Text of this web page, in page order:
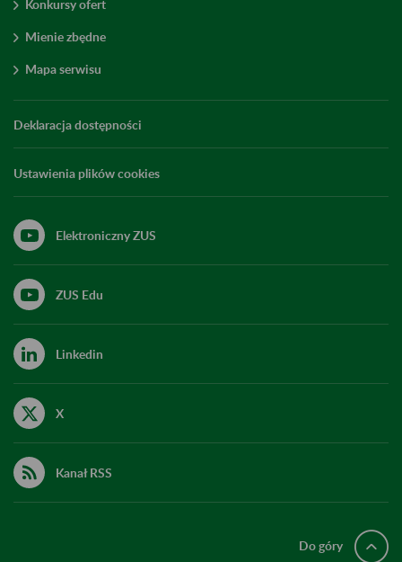
Konkursy ofert
Mienie zbędne
Mapa serwisu
Deklaracja dostępności
Ustawienia plików cookies
Elektroniczny ZUS
ZUS Edu
Linkedin
X
Kanał RSS
Do góry